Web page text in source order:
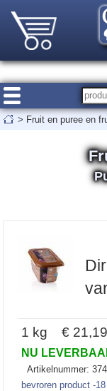
> Fruit en puree en
1 kg €
NU
Artikelnummer:
bevroren product -18